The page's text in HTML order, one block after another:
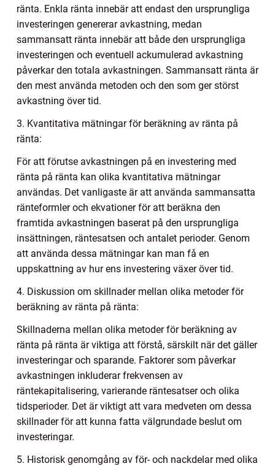
ränta. Enkla ränta innebär att endast den ursprungliga
investeringen genererar avkastning, medan
sammansatt ränta innebär att både den ursprungliga
investeringen och eventuell ackumulerad avkastning
påverkar den totala avkastningen. Sammansatt ränta är
den mest använda metoden och den som ger störst
avkastning över tid.
3. Kvantitativa mätningar för beräkning av ränta på
ränta:
För att förutse avkastningen på en investering med
ränta på ränta kan olika kvantitativa mätningar
användas. Det vanligaste är att använda sammansatta
ränteformler och ekvationer för att beräkna den
framtida avkastningen baserat på den ursprungliga
insättningen, räntesatsen och antalet perioder. Genom
att använda dessa mätningar kan man få en
uppskattning av hur ens investering växer över tid.
4. Diskussion om skillnader mellan olika metoder för
beräkning av ränta på ränta:
Skillnaderna mellan olika metoder för beräkning av
ränta på ränta är viktiga att förstå, särskilt när det gäller
investeringar och sparande. Faktorer som påverkar
avkastningen inkluderar frekvensen av
räntekapitalisering, varierande räntesatser och olika
tidsperioder. Det är viktigt att vara medveten om dessa
skillnader för att kunna fatta välgrundade beslut om
investeringar.
5. Historisk genomgång av för- och nackdelar med olika